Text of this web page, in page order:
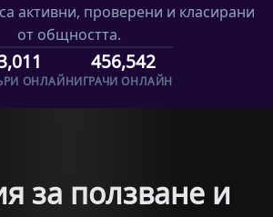
активни, проверени и класирани
от общността.
ОНЛАЙН
456,542
ИГРАЧИ ОНЛАЙН
за ползване и